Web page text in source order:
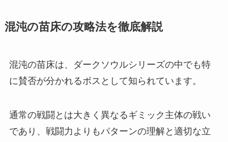
混沌の苗床の攻略法を徹底解説
混沌の苗床は、ダークソウルシリーズの中でも特
に賛否が分かれるボスとして知られています。
通常の戦闘とは大きく異なるギミック主体の戦い
であり、戦闘力よりもパターンの理解と適切な立